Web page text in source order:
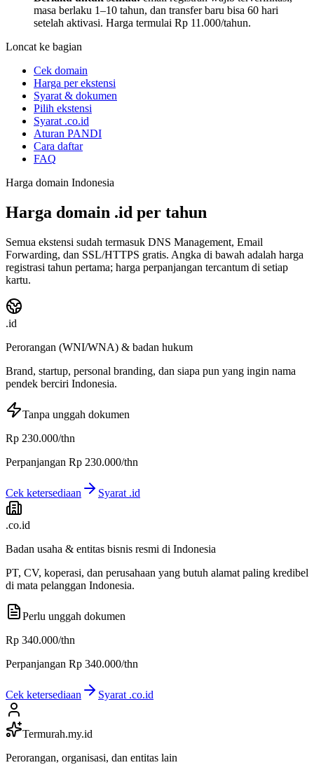
masa berlaku 1–10 tahun, dan transfer baru bisa 60 hari
setelah aktivasi. Harga termulai Rp 11.000/tahun.
Loncat ke bagian
Cek domain
Harga per ekstensi
Syarat & dokumen
Pilih ekstensi
Syarat .co.id
Aturan PANDI
Cara daftar
FAQ
Harga domain Indonesia
Harga domain .id per tahun
Semua ekstensi sudah termasuk DNS Management, Email
Forwarding, dan SSL/HTTPS gratis. Angka di bawah adalah harga
registrasi tahun pertama; harga perpanjangan tercantum di setiap
kartu.
.id
Perorangan (WNI/WNA) & badan hukum
Brand, startup, personal branding, dan siapa pun yang ingin nama
pendek berciri Indonesia.
Tanpa unggah dokumen
Rp 230.000/thn
Perpanjangan Rp 230.000/thn
Cek ketersediaan Syarat .id
.co.id
Badan usaha & entitas bisnis resmi di Indonesia
PT, CV, koperasi, dan perusahaan yang butuh alamat paling kredibel
di mata pelanggan Indonesia.
Perlu unggah dokumen
Rp 340.000/thn
Perpanjangan Rp 340.000/thn
Cek ketersediaan Syarat .co.id
Termurah.my.id
Perorangan, organisasi, dan entitas lain